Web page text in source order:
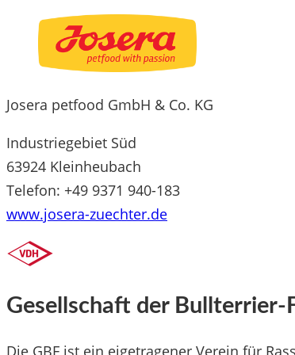
Josera petfood GmbH & Co. KG
Industriegebiet Süd
63924 Kleinheubach
Telefon: +49 9371 940-183
www.josera-zuechter.de
Gesellschaft der Bullterrier-